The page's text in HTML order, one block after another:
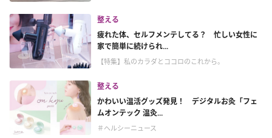
整える
疲れた体、セルフメンテしてる？ 忙しい女性に
家で簡単に続けられ...
【特集】私のカラダとココロのこれから。
整える
かわいい温活グッズ発見！ デジタルお灸「フェ
ムオンテック 温灸...
＃ヘルシーニュース